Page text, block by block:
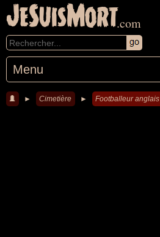
JeSuisMort.com
Menu
► Cimetière ► Footballeur anglais